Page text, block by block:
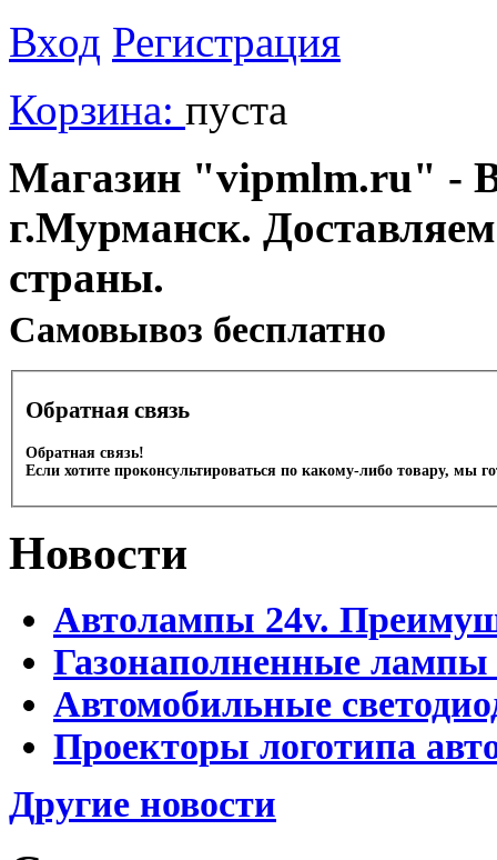
Вход Регистрация
Корзина: пуста
Магазин "vipmlm.ru" -
г.Мурманск.
страны.
Cамовывоз бесплатно
Обратная связь
Обратная связь!
Если хотите проконсультироваться по какому-либо товару, мы
Новости
Автолампы 24v.
Газонаполненные
Автомобильные
Проекторы логотипа
Другие новости